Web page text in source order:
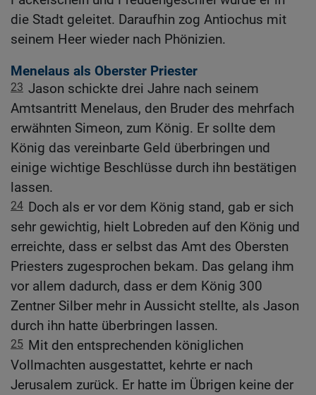
die Stadt geleitet. Daraufhin zog Antiochus mit
seinem Heer wieder nach Phönizien.
Menelaus als Oberster Priester
23 Jason schickte drei Jahre nach seinem
Amtsantritt Menelaus, den Bruder des mehrfach
erwähnten Simeon, zum König. Er sollte dem
König das vereinbarte Geld überbringen und
einige wichtige Beschlüsse durch ihn bestätigen
lassen.
24 Doch als er vor dem König stand, gab er sich
sehr gewichtig, hielt Lobreden auf den König und
erreichte, dass er selbst das Amt des Obersten
Priesters zugesprochen bekam. Das gelang ihm
vor allem dadurch, dass er dem König 300
Zentner Silber mehr in Aussicht stellte, als Jason
durch ihn hatte überbringen lassen.
25 Mit den entsprechenden königlichen
Vollmachten ausgestattet, kehrte er nach
Jerusalem zurück. Er hatte im Übrigen keine der